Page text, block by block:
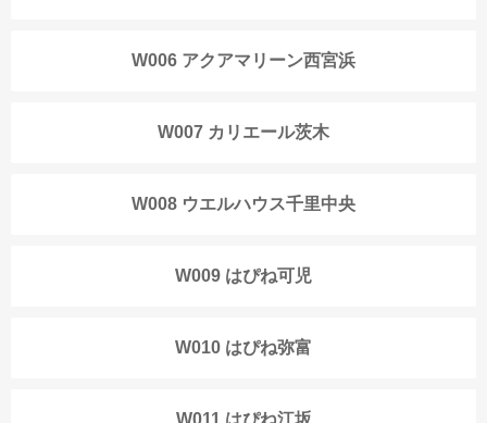
W006 アクアマリーン西宮浜
W007 カリエール茨木
W008 ウエルハウス千里中央
W009 はぴね可児
W010 はぴね弥富